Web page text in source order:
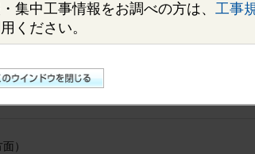
集中工事情報をお調べの方は、 工事
ください。
す。
E1名神・E23東名阪道・E25西名阪道・E26近
事概要とう回ルートのご案内 （955KB）
」をご
があります。
お出かけの際は、夜間通行止め
本」等でご確認いただきますようお願いいたしま
必要な工事です。お客さまへのご迷惑を最小限
）